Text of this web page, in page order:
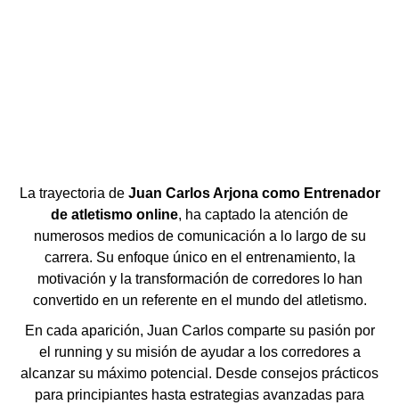
La trayectoria de Juan Carlos Arjona como Entrenador
de atletismo online, ha captado la atención de
numerosos medios de comunicación a lo largo de su
carrera. Su enfoque único en el entrenamiento, la
motivación y la transformación de corredores lo han
convertido en un referente en el mundo del atletismo.
En cada aparición, Juan Carlos comparte su pasión por
el running y su misión de ayudar a los corredores a
alcanzar su máximo potencial. Desde consejos prácticos
para principiantes hasta estrategias avanzadas para